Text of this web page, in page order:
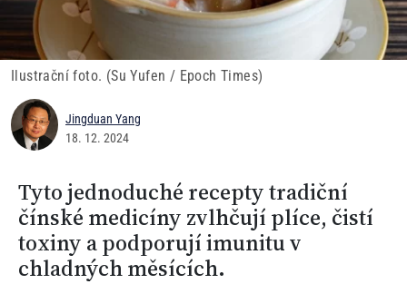
Ilustrační foto. (Su Yufen / Epoch Times)
Jingduan Yang
18. 12. 2024
Tyto jednoduché recepty tradiční
čínské medicíny zvlhčují plíce, čistí
toxiny a podporují imunitu v
chladných měsících.